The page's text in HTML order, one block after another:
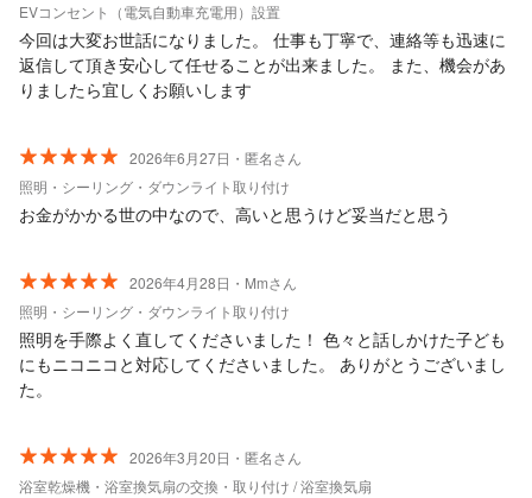
EVコンセント（電気自動車充電用）設置
今回は大変お世話になりました。 仕事も丁寧で、連絡等も迅速に
返信して頂き安心して任せることが出来ました。 また、機会があ
りましたら宜しくお願いします
2026年6月27日・匿名さん
照明・シーリング・ダウンライト取り付け
お金がかかる世の中なので、高いと思うけど妥当だと思う
2026年4月28日・Mmさん
照明・シーリング・ダウンライト取り付け
照明を手際よく直してくださいました！ 色々と話しかけた子ども
にもニコニコと対応してくださいました。 ありがとうございまし
た。
2026年3月20日・匿名さん
浴室乾燥機・浴室換気扇の交換・取り付け / 浴室換気扇